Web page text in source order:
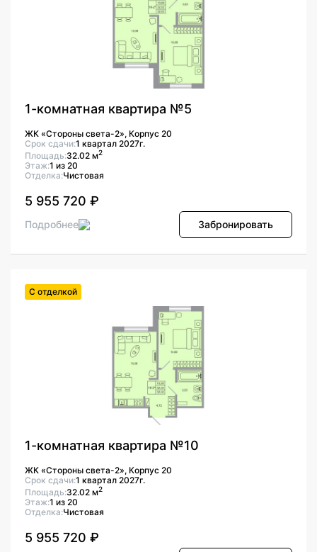
1-комнатная квартира №5
ЖК «Стороны света-2», Корпус 20
Срок сдачи:1 квартал 2027г.
Площадь:32.02 м2
Этаж:1 из 20
Отделка:Чистовая
5 955 720 ₽
Подробнее Забронировать
С отделкой
1-комнатная квартира №10
ЖК «Стороны света-2», Корпус 20
Срок сдачи:1 квартал 2027г.
Площадь:32.02 м2
Этаж:1 из 20
Отделка:Чистовая
5 955 720 ₽